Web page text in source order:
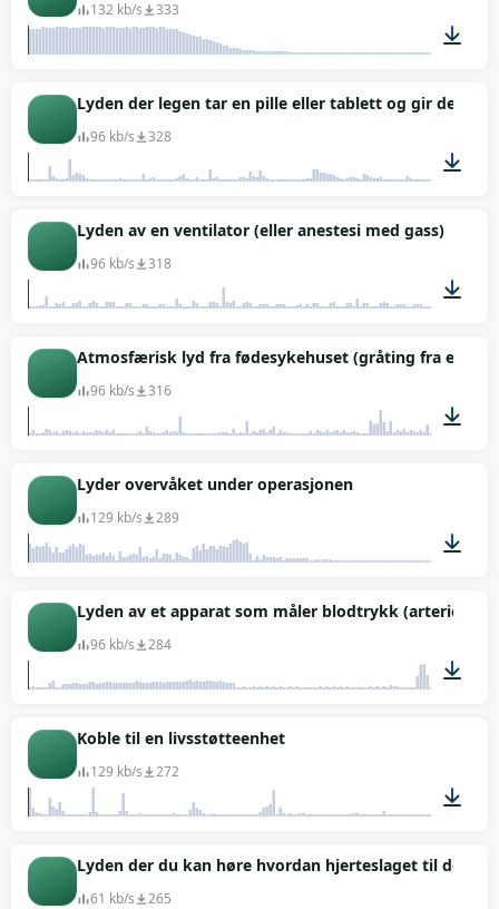
132 kb/s 333
00:01
Lyden der legen tar en pille eller tablett og gir den til
96 kb/s 328
00:06
Lyden av en ventilator (eller anestesi med gass)
96 kb/s 318
00:06
Atmosfærisk lyd fra fødesykehuset (gråting fra en
96 kb/s 316
Lyder overvåket under operasjonen
129 kb/s 289
00:02
Lyden av et apparat som måler blodtrykk
96 kb/s 284
Koble til en livsstøtteenhet
129 kb/s 272
00:03
Lyden der du kan høre hvordan hjerteslaget til det
61 kb/s 265